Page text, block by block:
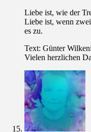
Liebe ist, wie der
Liebe ist, wenn
es zu.
Text: Günter
Vielen herzlichen